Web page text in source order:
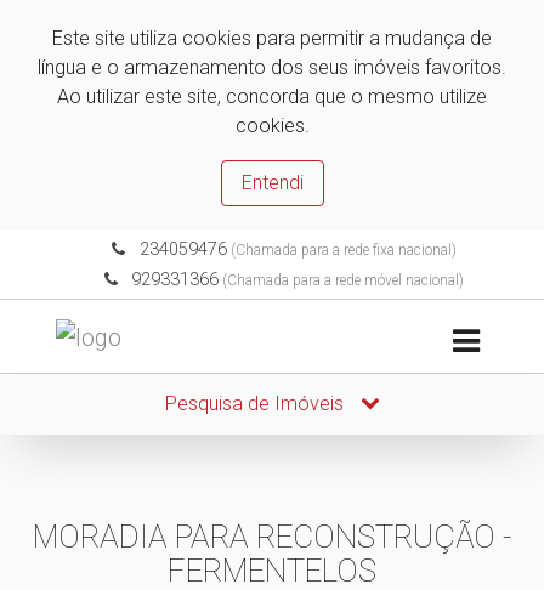
Este site utiliza cookies para permitir a mudança de
língua e o armazenamento dos seus imóveis favoritos.
Ao utilizar este site, concorda que o mesmo utilize
cookies.
Entendi
234059476(Chamada para a rede fixa nacional)
929331366 (Chamada para a rede móvel nacional)
Pesquisa de Imóveis
MORADIA PARA RECONSTRUÇÃO -
FERMENTELOS